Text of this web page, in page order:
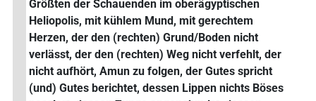
Größten der Schauenden im oberägyptischen
Heliopolis, mit kühlem Mund, mit gerechtem
Herzen, der den (rechten) Grund/Boden nicht
verlässt, der den (rechten) Weg nicht verfehlt, der
nicht aufhört, Amun zu folgen, der Gutes spricht
(und) Gutes berichtet, dessen Lippen nichts Böses